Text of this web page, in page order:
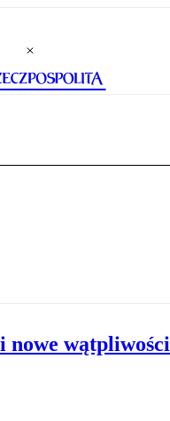
nowe wątpliwości